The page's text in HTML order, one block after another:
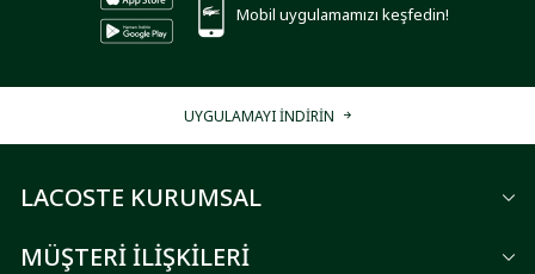
Mobil uygulamamızı keşfedin!
UYGULAMAYI İNDİRİN
LACOSTE KURUMSAL
MÜŞTERİ İLİŞKİLERİ